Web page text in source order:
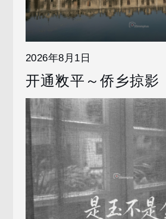
2026年8月1日
开通敉平～侨乡掠影